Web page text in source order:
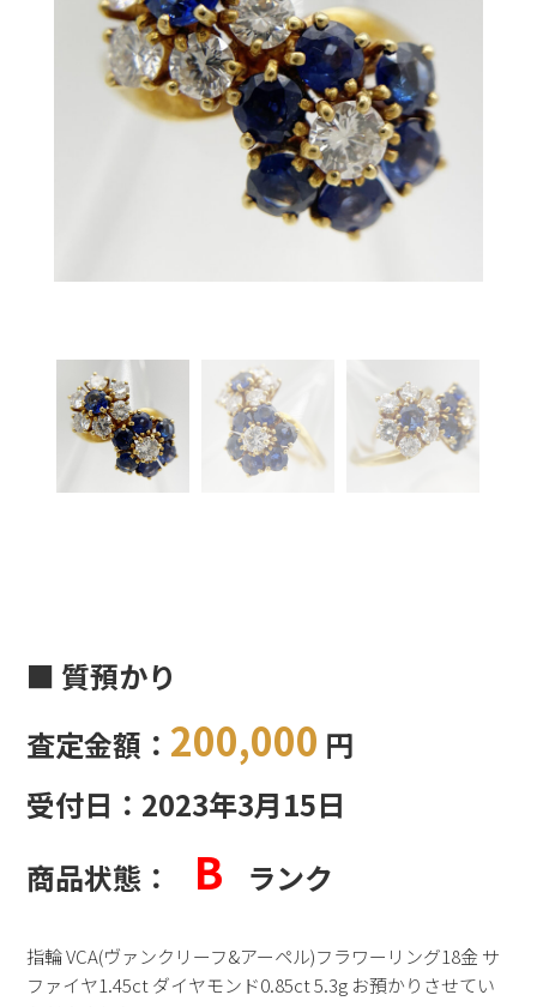
■ 質預かり
査定金額： 200,000 円
受付日：2023年3月15日
商品状態：
B ランク
指輪 VCA(ヴァンクリーフ&アーペル)フラワーリング18金 サ
ファイヤ1.45ct ダイヤモンド0.85ct 5.3g お預かりさせてい